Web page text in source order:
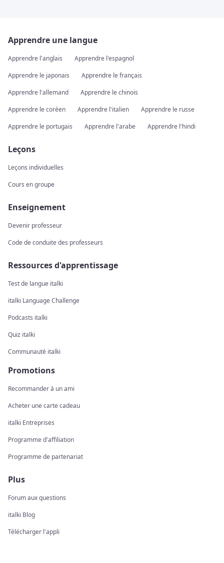
Apprendre une langue
Apprendre l'anglais
Apprendre l'espagnol
Apprendre le japonais
Apprendre le français
Apprendre l'allemand
Apprendre le chinois
Apprendre le coréen
Apprendre l'italien
Apprendre le russe
Apprendre le portugais
Apprendre l'arabe Apprendre l'hindi
Leçons
Leçons individuelles
Cours en groupe
Enseignement
Devenir professeur
Code de conduite des professeurs
Ressources d'apprentissage
Test de langue italki
italki Language Challenge
Podcasts italki
Quiz italki
Communauté italki
Promotions
Recommander à un ami
Acheter une carte cadeau
italki Entreprises
Programme d'affiliation
Programme de partenariat
Plus
Forum aux questions
italki Blog
Télécharger l'appli